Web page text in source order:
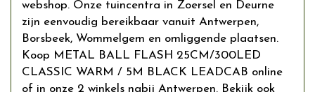
webshop. Onze tuincentra in Zoersel en Deurne
zijn eenvoudig bereikbaar vanuit Antwerpen,
Borsbeek, Wommelgem en omliggende plaatsen.
Koop METAL BALL FLASH 25CM/300LED
CLASSIC WARM / 5M BLACK LEADCAB online
of in onze 2 winkels nabij Antwerpen. Bekijk ook